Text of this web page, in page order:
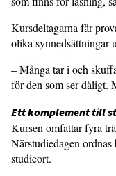
Kursdeltagarna får
olika synned­sättningar
– Många tar i och
för den som ser dåligt.
Ett komplement till
Kursen omfattar fyra
Närstudiedagen
studieort.